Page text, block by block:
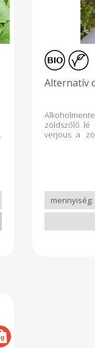
Alternatív
zöldszőlő lé
verjous a
készült.
cabernet
hónapig is
Kövess
Nézd meg